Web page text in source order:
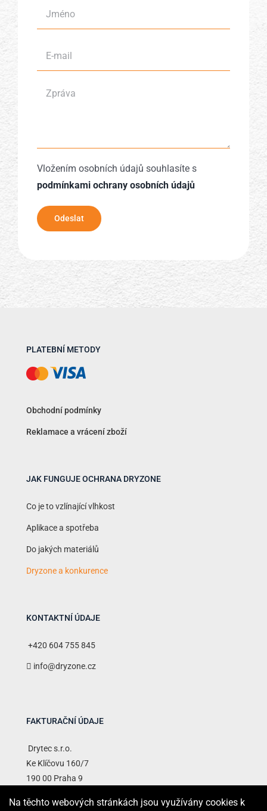
Vložením osobních údajů souhlasíte s
podmínkami ochrany osobních údajů
PLATEBNÍ METODY
Obchodní podmínky
Reklamace a vrácení zboží
JAK FUNGUJE OCHRANA DRYZONE
Co je to vzlínající vlhkost
Aplikace a spotřeba
Do jakých materiálů
Dryzone a konkurence
KONTAKTNÍ ÚDAJE
+420 604 755 845
info@dryzone.cz
FAKTURAČNÍ ÚDAJE
Drytec s.r.o.
Ke Klíčovu 160/7
190 00 Praha 9
IČO : 28526520
Na těchto webových stránkách jsou využívány cookies k